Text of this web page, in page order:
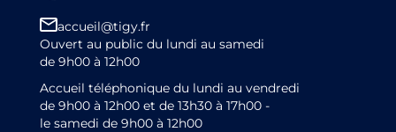
accueil@tigy.fr
Ouvert au public du lundi au samedi
de 9h00 à 12h00
Accueil téléphonique du lundi au vendredi
de 9h00 à 12h00 et de 13h30 à 17h00 -
le samedi de 9h00 à 12h00